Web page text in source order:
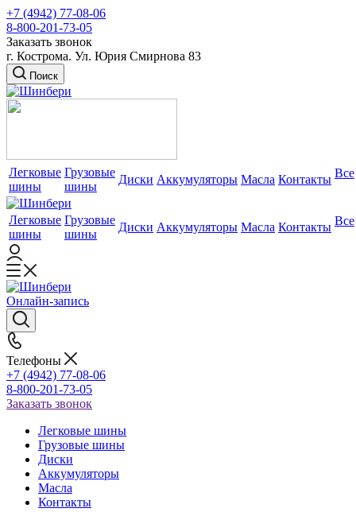
+7 (4942) 77-08-06
8-800-201-73-05
Заказать звонок
г. Кострома. Ул. Юрия Смирнова 83
Поиск
Легковые
шины
Грузовые
шины
Диски Аккумуляторы Масла Контакты Все
Легковые
шины
Грузовые
шины
Диски Аккумуляторы Масла Контакты Все
Онлайн-запись
Телефоны
+7 (4942) 77-08-06
8-800-201-73-05
Заказать звонок
Легковые шины
Грузовые шины
Диски
Аккумуляторы
Масла
Контакты